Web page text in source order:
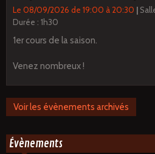
Le 08/09/2026 de 19:00 à 20:30
Durée : 1h30
1er cours de la saison.
Venez nombreux !
Voir les évènements archivés
Évènements